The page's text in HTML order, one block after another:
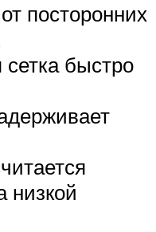
посторонних
быстро
низкой